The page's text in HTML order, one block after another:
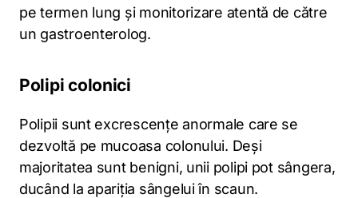
pe termen lung și monitorizare atentă de către
un gastroenterolog.
Polipi colonici
Polipii sunt excrescențe anormale care se
dezvoltă pe mucoasa colonului. Deși
majoritatea sunt benigni, unii polipi pot sângera,
ducând la apariția sângelui în scaun.